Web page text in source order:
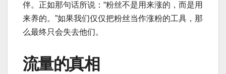
伴。正如那句话所说：“粉丝不是用来涨的，而是用
来养的。”如果我们仅仅把粉丝当作涨粉的工具，那
么最终只会失去他们。
流量的真相